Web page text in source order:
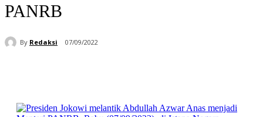
PANRB
By Redaksi 07/09/2022